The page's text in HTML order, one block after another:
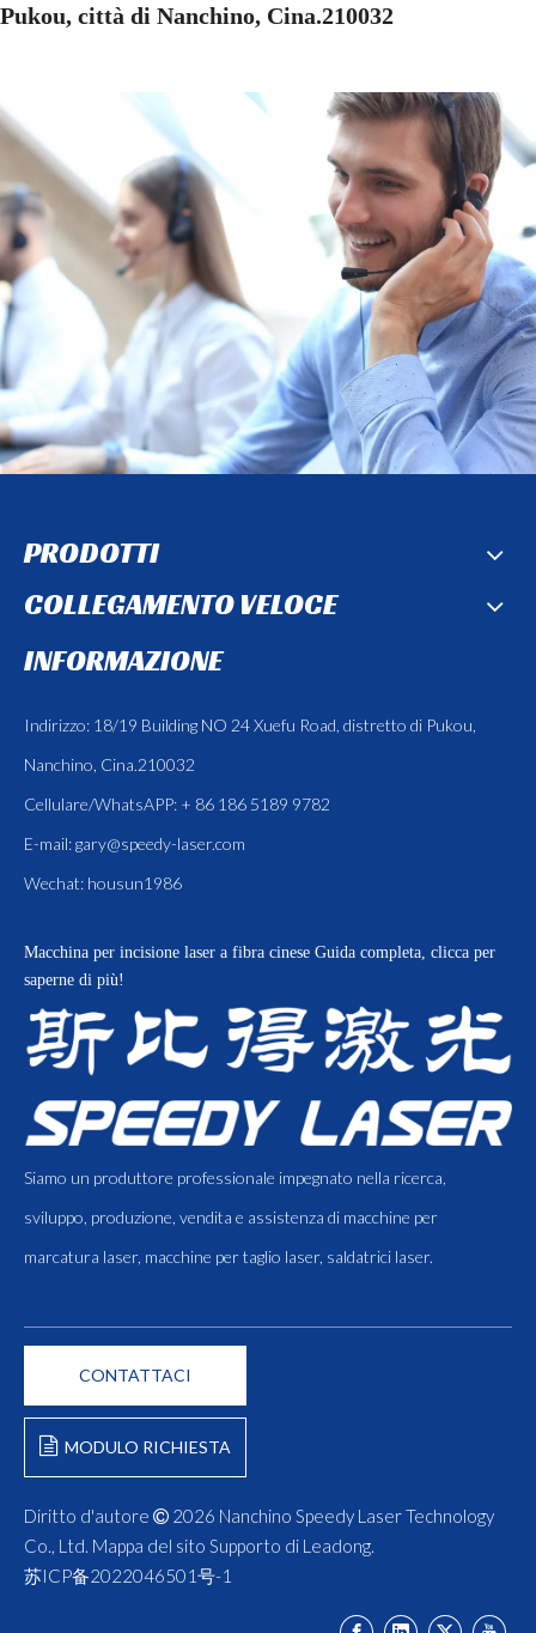
Pukou, città di Nanchino, Cina.210032
PRODOTTI
COLLEGAMENTO VELOCE
INFORMAZIONE
Indirizzo: 18/19 Building NO 24 Xuefu Road, distretto di Pukou,
Nanchino, Cina.210032
Cellulare/WhatsAPP: + 86 186 5189 9782
E-mail:gary@speedy-laser.com
Wechat: housun1986
Macchina per incisione laser a fibra cinese Guida completa, clicca per
saperne di più!
Siamo un produttore professionale impegnato nella ricerca,
sviluppo, produzione, vendita e assistenza di macchine per
marcatura laser, macchine per taglio laser, saldatrici laser.
CONTATTACI
MODULO RICHIESTA
Diritto d'autore  2026 Nanchino Speedy Laser Technology
Co., Ltd. Mappa del sito Supporto di Leadong
苏ICP备2022046501号-1